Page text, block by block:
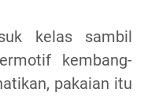
kelas sambil
kembang-
pakaian itu